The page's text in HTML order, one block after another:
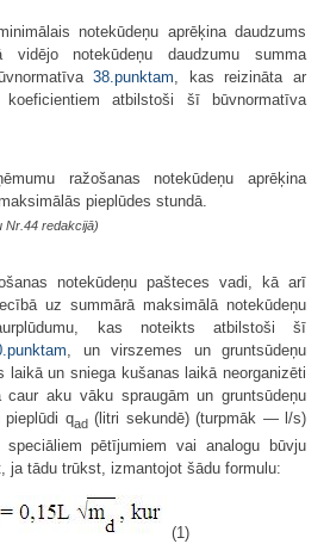
notekūdeņu aprēķina daudzums
vidējo notekūdeņu daudzumu summa
38.punktam , kas reizināta ar
koeficientiem atbilstoši šī būvnormatīva
ražošanas notekūdeņu aprēķina
pieplūdes stundā.
Nr.44 redakcijā)
notekūdeņu pašteces vadi, kā arī
uz summārā maksimālā notekūdeņu
kas noteikts atbilstoši šī
, un virszemes un gruntsūdeņu
laikā un sniega kušanas laikā neorganizēti
aku vāku spraugām un gruntsūdeņu
pieplūdi qad(litri sekundē) (turpmāk — l/s)
pētījumiem vai analogu būvju
ja tādu trūkst, izmantojot šādu formulu:
(1)